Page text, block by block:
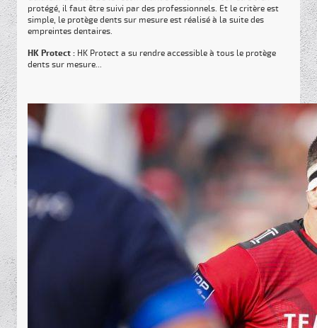
protégé, il faut être suivi par des professionnels. Et le critère est
simple, le protège dents sur mesure est réalisé à la suite des
empreintes dentaires.
HK Protect : HK Protect a su rendre accessible à tous le protège
dents sur mesure...